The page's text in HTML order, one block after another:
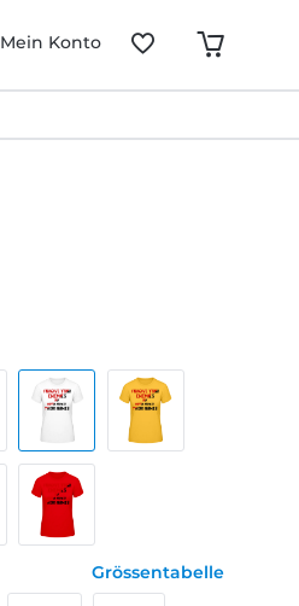
Mein Konto
Grössentabelle